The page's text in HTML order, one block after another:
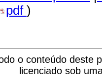
pdf )
o conteúdo deste
licenciado sob